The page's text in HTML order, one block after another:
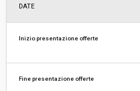
DATE
Inizio presentazione offerte
Fine presentazione offerte